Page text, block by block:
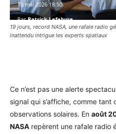
19 jours, record NASA, une rafale radio
inattendu intrigue les experts spatiaux
15 mai 2026 18:50
Par Patrick Lefebvre
Ce n’est pas une alerte
signal qui s’affiche, comme tant
observations solaires. En août
NASA repèrent une rafale radio